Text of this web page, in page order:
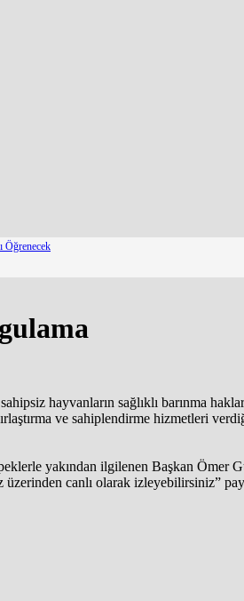
Öğrenecek
hayvanların sağlıklı barınma
ve sahiplendirme hizmetleri
yakından ilgilenen Başkan Ömer
canlı olarak izleyebilirsiniz”